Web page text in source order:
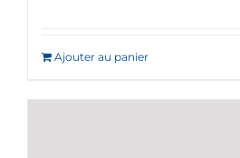
Ajouter au panier